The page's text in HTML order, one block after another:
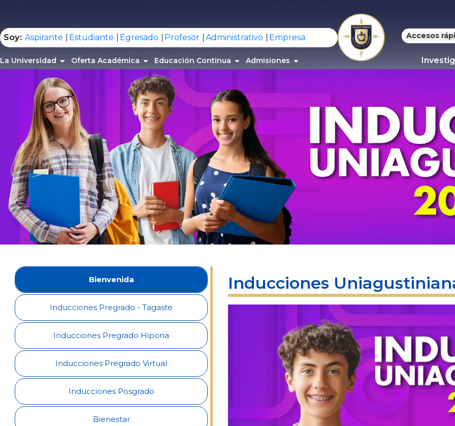
Soy: Aspirante Estudiante Egresado Profesor Administrativo Empresa
La Universidad Oferta Académica Educación Continua Admisiones
Accesos
Bienvenida
Inducciones Pregrado - Tagaste
Inducciones Pregrado Hipona
Inducciones Pregrado Virtual
Inducciones Posgrado
Bienestar
Inducciones